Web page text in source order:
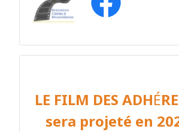
LE FILM DES ADHÉ
sera projeté en